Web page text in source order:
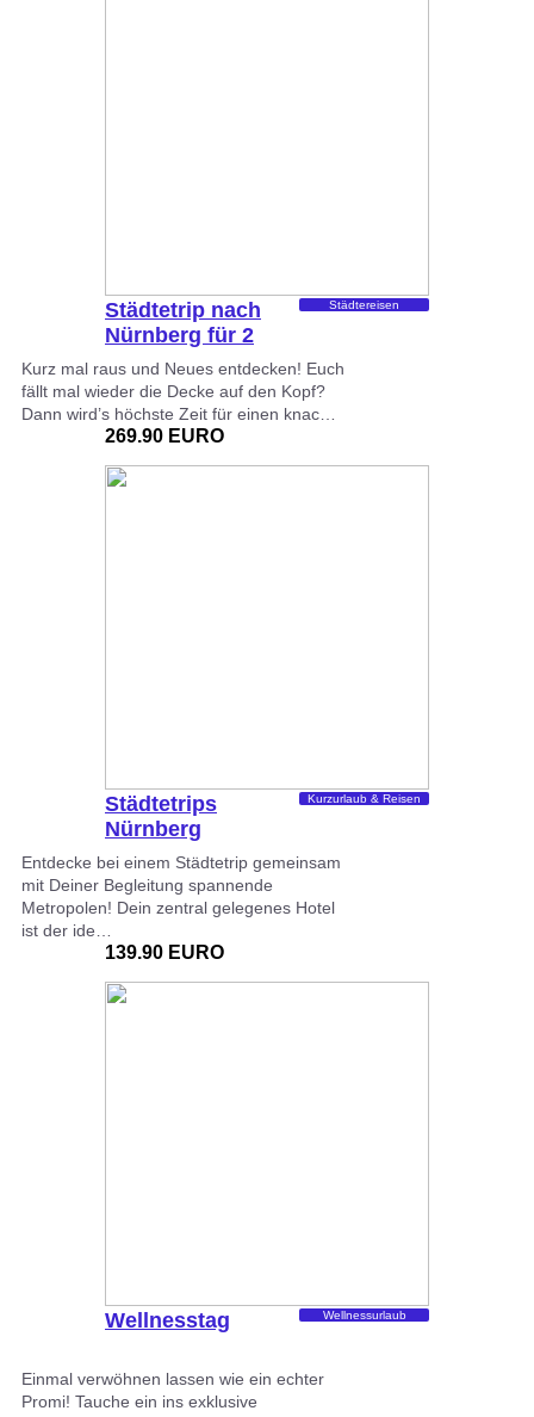
Städtetrip nach
Nürnberg für 2
Städtereisen
Kurz mal raus und Neues entdecken! Euch
fällt mal wieder die Decke auf den Kopf?
Dann wird’s höchste Zeit für einen knac…
269.90 EURO
Städtetrips
Nürnberg
Kurzurlaub & Reisen
Entdecke bei einem Städtetrip gemeinsam
mit Deiner Begleitung spannende
Metropolen! Dein zentral gelegenes Hotel
ist der ide…
139.90 EURO
Wellnesstag Wellnessurlaub
Einmal verwöhnen lassen wie ein echter
Promi! Tauche ein ins exklusive